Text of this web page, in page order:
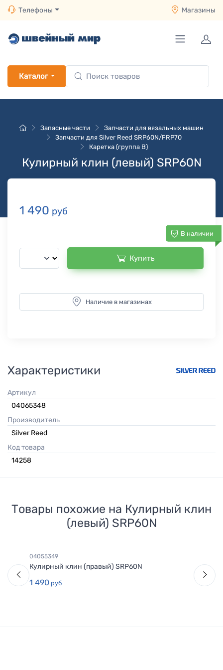
Телефоны Магазины
Каталог
Запасные части
Запчасти для вязальных машин
Запчасти для Silver Reed SRP60N/FRP70
Каретка (группа B)
Кулирный клин (левый) SRP60N
1 490 руб
В наличии
Купить
Наличие в магазинах
Характеристики
Артикул
04065348
Производитель
Silver Reed
Код товара
14258
Товары похожие на Кулирный клин
(левый) SRP60N
04055349
Кулирный клин (правый) SRP60N
1 490 руб